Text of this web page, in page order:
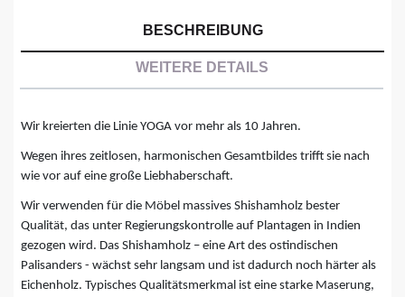
BESCHREIBUNG
WEITERE DETAILS
Wir kreierten die Linie YOGA vor mehr als 10 Jahren.
Wegen ihres zeitlosen, harmonischen Gesamtbildes trifft sie nach
wie vor auf eine große Liebhaberschaft.
Wir verwenden für die Möbel massives Shishamholz bester
Qualität, das unter Regierungskontrolle auf Plantagen in Indien
gezogen wird. Das Shishamholz – eine Art des ostindischen
Palisanders - wächst sehr langsam und ist dadurch noch härter als
Eichenholz. Typisches Qualitätsmerkmal ist eine starke Maserung,